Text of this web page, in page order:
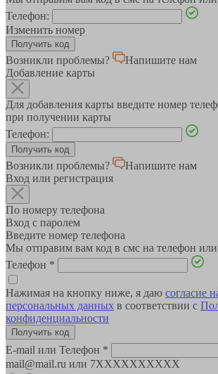
Телефон:
Изменить номер
Возникли проблемы?
Напишите нам
Добавление карты
Для добавления карты введите номер
при получении карты
Телефон:
Возникли проблемы?
Напишите нам
Вход или регистрация
По номеру телефона
Вход с паролем
Введите номер телефона
Мы отправим вам код в смс на телефон
Телефон *
Нажимая на кнопку ниже, я даю согласие
персональных данных в соответствии с
конфиденциальности
E-mail или Телефон *
mail@mail.ru или 7XXXXXXXXXX